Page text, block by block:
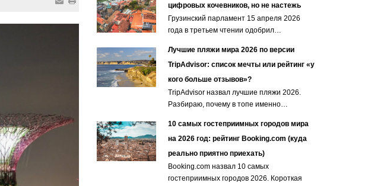
цифровых кочевников, но не настежь
Грузинский парламент 15 апреля 2026
года в третьем чтении одобрил…
Лучшие пляжи мира 2026 по версии
TripAdvisor: список мечты или рейтинг «у
кого больше отзывов»?
TripAdvisor назвал лучшие пляжи 2026.
Разбираю, почему в топе именно…
10 самых гостеприимных городов мира
на 2026 год: рейтинг Booking.com (куда
реально приятно приехать)
Booking.com назвал 10 самых
гостеприимных городов 2026. Короткая